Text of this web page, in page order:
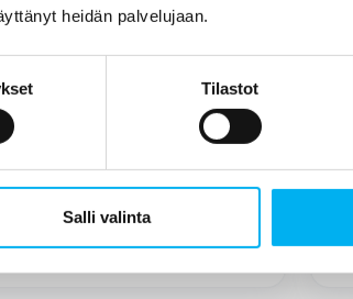
heidän palvelujaan.
Tilastot
Salli valinta
työn tuli tekemään